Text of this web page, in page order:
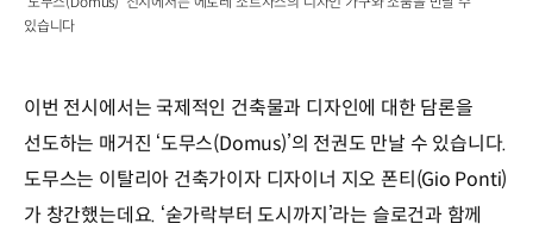
있습니다
이번 전시에서는 국제적인 건축물과 디자인에 대한 담론을
선도하는 매거진 ‘도무스(Domus)’의 전권도 만날 수 있습니다.
도무스는 이탈리아 건축가이자 디자이너 지오 폰티(Gio Ponti)
가 창간했는데요. ‘숟가락부터 도시까지’라는 슬로건과 함께